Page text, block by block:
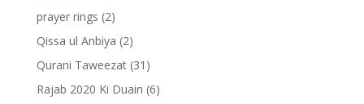
prayer rings (2)
Qissa ul Anbiya (2)
Qurani Taweezat(31)
Rajab 2020 Ki Duain (6)